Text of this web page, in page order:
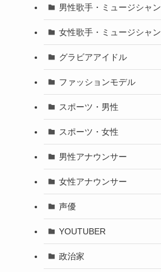
男性歌手・ミュージシャン
女性歌手・ミュージシャン
グラビアアイドル
ファッションモデル
スポーツ・男性
スポーツ・女性
男性アナウンサー
女性アナウンサー
声優
YOUTUBER
政治家